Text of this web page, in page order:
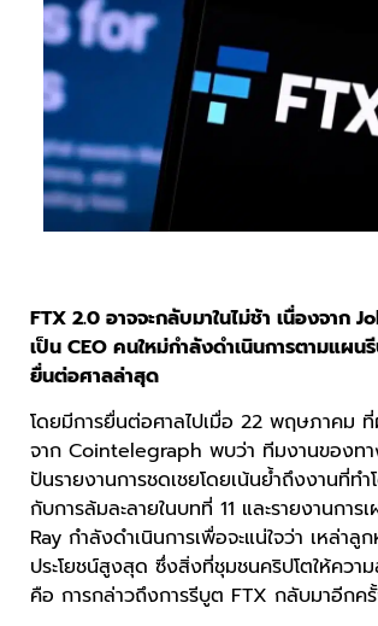
FTX 2.0 อาจจะกลับมาในไม่ช้า เนื่องจาก
เป็น CEO คนใหม่กำลังดำเนินการตามแผน
ยื่นต่อศาลล่าสุด
โดยมีการยื่นต่อศาลไปเมื่อ 22 พฤษภาคม ที่
จาก Cointelegraph พบว่า ทีมงานของท
ปันรายงานการชดเชยโดยเน้นย้ำถึงงานที่ทำ
กับการล้มละลายในบทที่ 11 และรายงานการ
Ray กำลังดำเนินการเพื่อจะแน่ใจว่า เหล่าลู
ประโยชน์สูงสุด ซึ่งสิ่งที่ชุมชนคริปโตให้ควา
คือ การกล่าวถึงการรีบูต FTX กลับมาอีกค